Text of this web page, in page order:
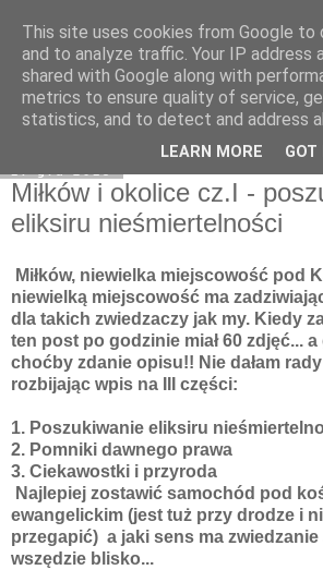
Moje miejsce
Miłków i okolice cz.I -
eliksiru nieśmiertelności
Miłków, niewielka miejscowość pod
niewielką miejscowość ma
dla takich zwiedzaczy jak my. Kiedy
ten post po godzinie miał 60 zdjęć...
choćby zdanie opisu!! Nie dałam
rozbijając wpis na III części:
1. Poszukiwanie eliksiru
2. Pomniki dawnego prawa
3. Ciekawostki i przyroda
Najlepiej zostawić samochód pod
ewangelickim (jest tuż przy drodze i
przegapić) a jaki sens ma
wszędzie blisko...
This site uses cookies from Google to
and to analyze traffic. Your IP address
shared with Google along with
metrics to ensure quality of service,
statistics, and to detect and address
LEARN MORE GOT